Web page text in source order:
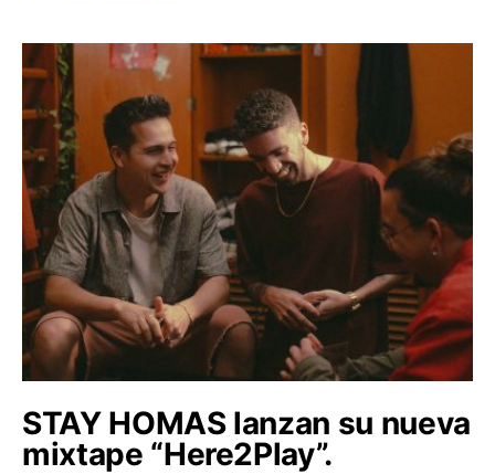
STAY HOMAS lanzan su nueva
mixtape “Here2Play”.